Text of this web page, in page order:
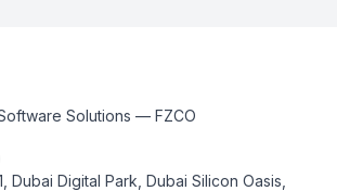
bulmak için farklı ayarlarla denemeler
Coin (BNB) başlatıldığından bu yana
istikrarlı bir şekilde artıyor.
bir fiyat noktasına ulaştığında alabilir
noktasının altına düştüğünde
zorunda kalmadan piyasa
elde edebilirsiniz.
Solutions — FZCO
Dubai Digital Park, Dubai Silicon Oasis,